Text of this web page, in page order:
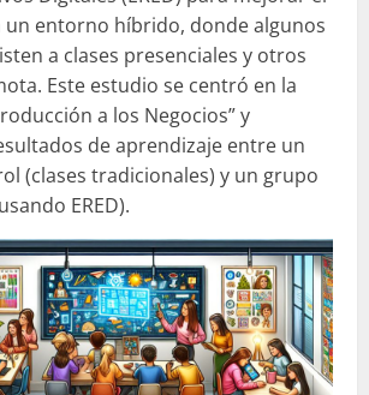
un entorno híbrido, donde algunos
a clases presenciales y otros
Este estudio se centró en la
a los Negocios” y
de aprendizaje entre un
(clases tradicionales) y un grupo
ERED).